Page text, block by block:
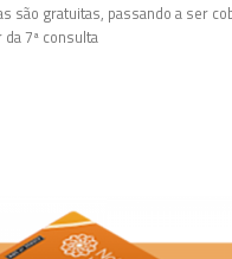
são gratuitas, passando a ser
7ª consulta